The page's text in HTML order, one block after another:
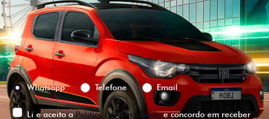
Versão escolhida
Preferência de contato:
Whatsapp
Telefone Email
Li e aceito aPolítica de Privacidadee concordo em receber